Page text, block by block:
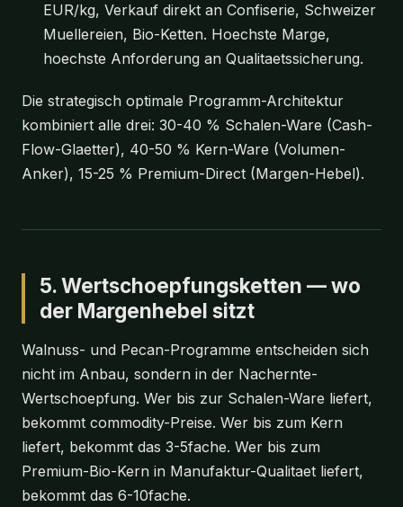
EUR/kg, Verkauf direkt an Confiserie, Schweizer
Muellereien, Bio-Ketten. Hoechste Marge,
hoechste Anforderung an Qualitaetssicherung.
Die strategisch optimale Programm-Architektur
kombiniert alle drei: 30-40 % Schalen-Ware (Cash-
Flow-Glaetter), 40-50 % Kern-Ware (Volumen-
Anker), 15-25 % Premium-Direct (Margen-Hebel).
5. Wertschoepfungsketten — wo
der Margenhebel sitzt
Walnuss- und Pecan-Programme entscheiden sich
nicht im Anbau, sondern in der Nachernte-
Wertschoepfung. Wer bis zur Schalen-Ware liefert,
bekommt commodity-Preise. Wer bis zum Kern
liefert, bekommt das 3-5fache. Wer bis zum
Premium-Bio-Kern in Manufaktur-Qualitaet liefert,
bekommt das 6-10fache.